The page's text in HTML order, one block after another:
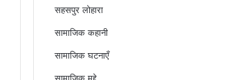
सहसपुर लोहारा
सामाजिक कहानी
सामाजिक घटनाएँ